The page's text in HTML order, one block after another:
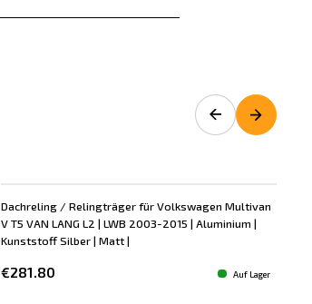
Dachreling / Relingträger für Volkswagen Multivan
V T5 VAN LANG L2 | LWB 2003-2015 | Aluminium |
Kunststoff Silber | Matt |
€281.80 Auf Lager